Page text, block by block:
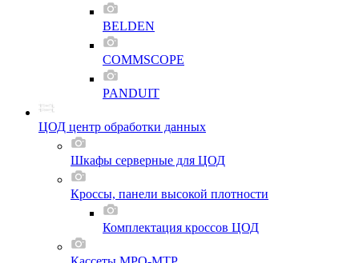
BELDEN
COMMSCOPE
PANDUIT
ЦОД центр обработки данных
Шкафы серверные для ЦОД
Кроссы, панели высокой плотности
Комплектация кроссов ЦОД